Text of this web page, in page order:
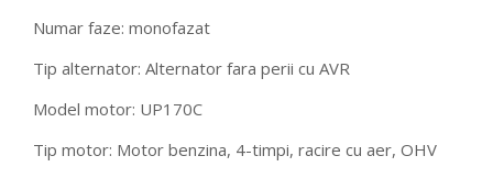
Numar faze: monofazat
Tip alternator: Alternator fara perii cu AVR
Model motor: UP170C
Tip motor: Motor benzina, 4-timpi, racire cu aer, OHV